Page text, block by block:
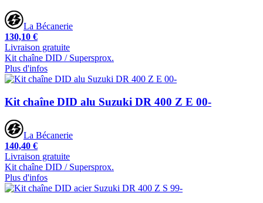
La Bécanerie
130,10 €
Livraison gratuite
Kit chaîne DID / Supersprox.
Plus d'infos
Kit chaîne DID alu Suzuki DR 400 Z E 00-
La Bécanerie
140,40 €
Livraison gratuite
Kit chaîne DID / Supersprox.
Plus d'infos